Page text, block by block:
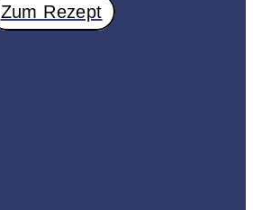
Zum Rezept